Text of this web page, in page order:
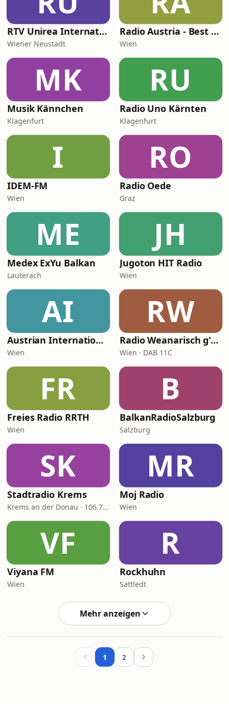
RTV Unirea International
Wiener Neustadt
Radio Austria - Best of Austria
Wien
MK
Musik Kännchen
Klagenfurt
RU
Radio Uno Kärnten
Klagenfurt
I
IDEM-FM
Wien
RO
Radio Oede
Graz
ME
Medex ExYu Balkan
Lauterach
JH
Jugoton HIT Radio
Wien
AI
Austrian International Radio
Wien
RW
Radio Weanarisch g'spielt
Wien · DAB 11C
FR
Freies Radio RRTH
Wien
B
BalkanRadioSalzburg
Salzburg
SK
Stadtradio Krems
Krems an der Donau · 106.7 FM
MR
Moj Radio
Wien
VF
Viyana FM
Wien
R
Rockhuhn
Sattledt
Mehr anzeigen
1 2